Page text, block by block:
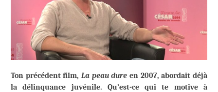
Ton précédent film, La peau dure en 2007, abordait déjà
la délinquance juvénile. Qu’est-ce qui te motive à